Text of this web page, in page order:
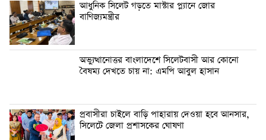
আধুনিক সিলেট গড়তে মাস্টার প্ল্যানে জোর
বাণিজ্যমন্ত্রীর
অভ্যুত্থানোত্তর বাংলাদেশে সিলেটবাসী আর কোনো
বৈষম্য দেখতে চায় না: এমপি আবুল হাসান
প্রবাসীরা চাইলে বাড়ি পাহারায় দেওয়া হবে আনসার,
সিলেটে জেলা প্রশাসকের ঘোষণা